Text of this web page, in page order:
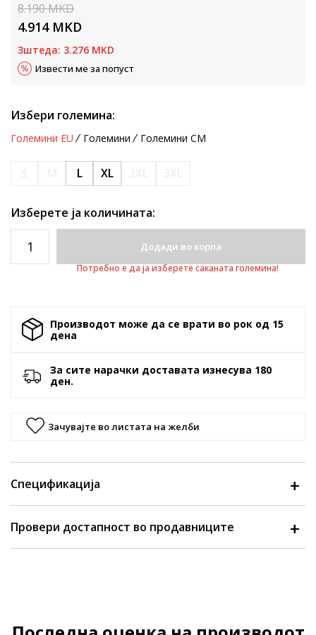
8.190MKD
4.914 MKD
Зштеда: 3.276 MKD
Извести ме за попуст
Избери големина:
Големини EU Големини Големини CM
L XL
Изберете ја количината:
Додади во корпа
Потребно е да ја изберете саканата големина!
Производот може да се врати во рок од 15
денa
За сите нарачки доставата изнесува 180
ден.
Зачувајте во листата на желби
Спецификација
Провери достапност во продавниците